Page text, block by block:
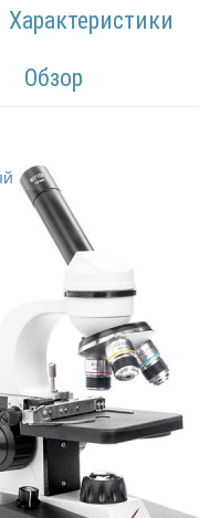
Характеристики
Обзор